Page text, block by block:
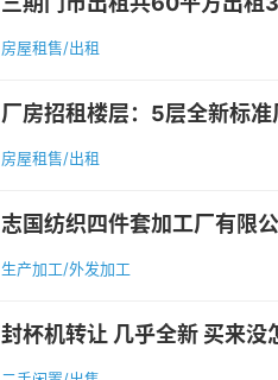
房屋租售/出租
厂房招租楼层：5层全新标
房屋租售/出租
志国纺织四件套加工厂有限
生产加工/外发加工
封杯机转让 几乎全新 买来